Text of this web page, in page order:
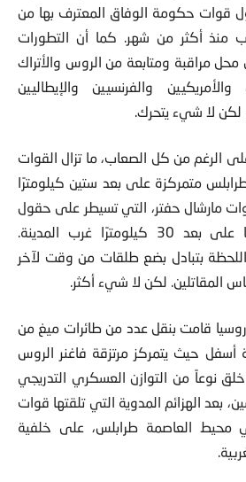
قوات حكومة الوفاق المعترف بها من
منذ أكثر من شهر. كما أن التطورات
مراقبة ومتابعة من الروس والأتراك
والأمريكيين والفرنسيين والإيطاليين
لكن لا شيء يتحرك.
الرغم من كل الصعاب، ما تزال القوات
متمركزة على بعد ستين كيلومترًا
مارشال حفتر، التي تسيطر على حقول
النفط وسرت، مواقعها على بعد 30 كيلومترًا غرب المدينة.
بتبادل بضع طلقات من وقت لآخر
المقاتلين. لكن لا شيء أكثر.
قامت بنقل عدد من طائرات ميغ من
أسفل حيث يتمركز مرتزقة فاغنر الروس
نوعاً من التوازن العسكري التدريجي
بعد الهزائم المدوية التي تلقتها قوات
محيط العاصمة طرابلس، على خلفية